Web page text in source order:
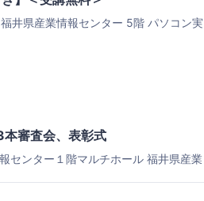
福井県産業情報センター 5階 パソコン実
審査会、表彰式
センター１階マルチホール 福井県産業